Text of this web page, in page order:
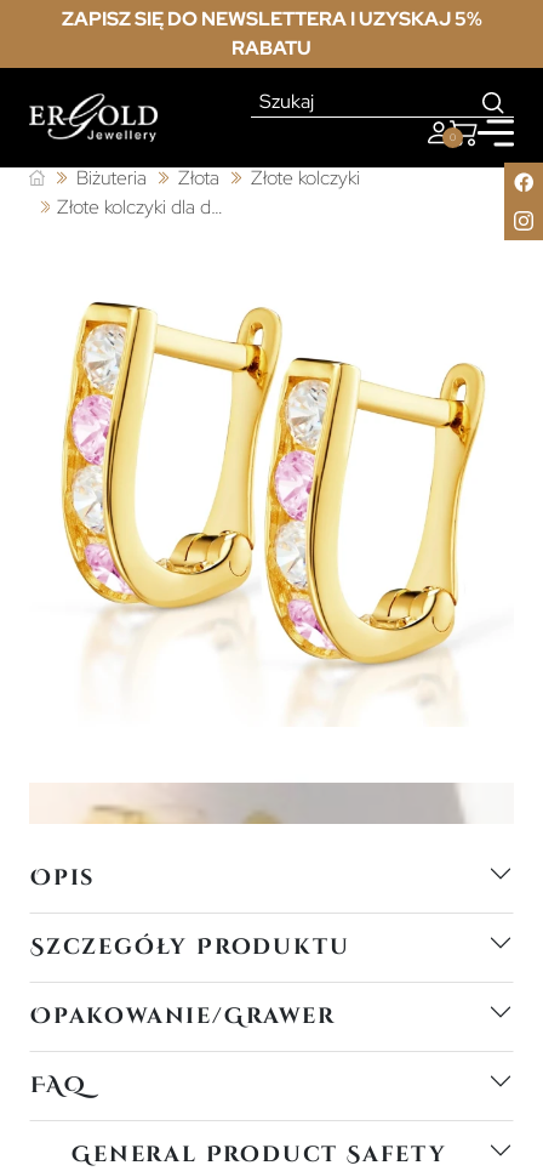
ZAPISZ SIĘ DO NEWSLETTERA I UZYSKAJ 5%
RABATU
0
Biżuteria Złota
Złote kolczyki
Złote kolczyki dla dziewczynki różowo białe kamienie próba 585
Opis
Szczegóły Produktu
Opakowanie/Grawer
FAQ
General Product Safety